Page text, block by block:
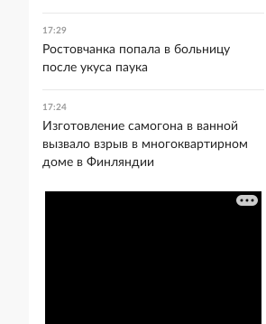
17:29
Ростовчанка попала в больницу
после укуса паука
17:24
Изготовление самогона в ванной
вызвало взрыв в многоквартирном
доме в Финляндии